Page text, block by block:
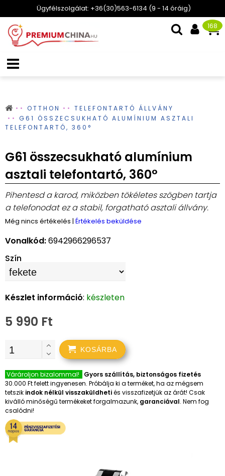
Ügyfélszolgálat: +36(30)563-6134 (9 - 14 óráig)
168
OTTHON
TELEFONTARTÓ ÁLLVÁNY
G61 ÖSSZECSUKHATÓ ALUMÍNIUM ASZTALI
TELEFONTARTÓ, 360°
G61 összecsukható alumínium
asztali telefontartó, 360°
Pihentesd a karod, miközben tökéletes szögben tartja
a telefonodat ez a stabil, forgatható asztali állvány.
Még nincs értékelés | Értékelés beküldése
Vonalkód:6942966296537
Szín
Készlet információ: készleten
5 990 Ft
KOSÁRBA
Várároljon bizalommal!
Gyors szállítás, biztonságos fizetés
30.000 Ft felett ingyenesen. Próbálja ki a terméket, ha az mégsem
tetszik indok nélkül visszaküldhetiés visszafizetjük az árát! Csak
kiválló minőségű termékeket forgalmazunk, garanciával. Nem fog
csalódni!